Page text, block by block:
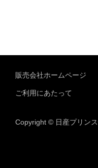
販売会社ホームページ
ご利用にあたって
Copyright © 日産プリン